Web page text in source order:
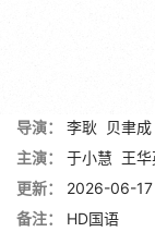
导演： 李耿
贝聿成
主演：
于小慧 王
更新：
2026-06-17
备注：
HD国语